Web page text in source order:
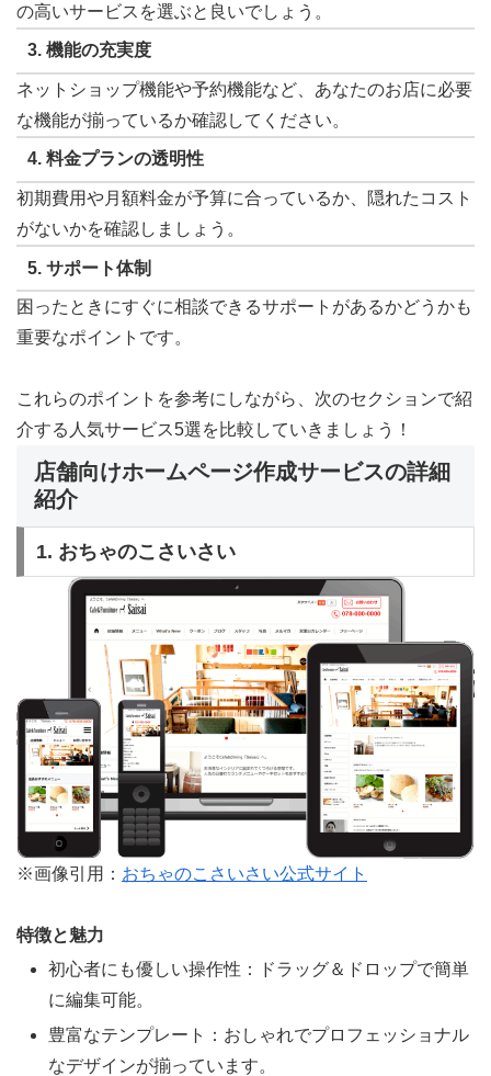
の高いサービスを選ぶと良いでしょう。
3. 機能の充実度
ネットショップ機能や予約機能など、あなたのお店に必要
な機能が揃っているか確認してください。
4. 料金プランの透明性
初期費用や月額料金が予算に合っているか、隠れたコスト
がないかを確認しましょう。
5. サポート体制
困ったときにすぐに相談できるサポートがあるかどうかも
重要なポイントです。
これらのポイントを参考にしながら、次のセクションで紹
介する人気サービス5選を比較していきましょう！
店舗向けホームページ作成サービスの詳細
紹介
1. おちゃのこさいさい
※画像引用： おちゃのこさいさい公式サイト
特徴と魅力
初心者にも優しい操作性：ドラッグ＆ドロップで簡単
に編集可能。
豊富なテンプレート：おしゃれでプロフェッショナル
なデザインが揃っています。